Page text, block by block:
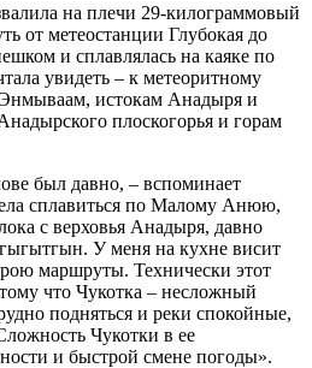
на плечи 29-килограммовый
от метеостанции Глубокая до
и сплавлялась на каяке по
увидеть – к метеоритному
истокам Анадыря и
плоскогорья и горам
был давно, – вспоминает
сплавиться по Малому Анюю,
с верховья Анадыря, давно
У меня на кухне висит
маршруты. Технически этот
что Чукотка – несложный
подняться и реки спокойные,
Чукотки в ее
и быстрой смене погоды».